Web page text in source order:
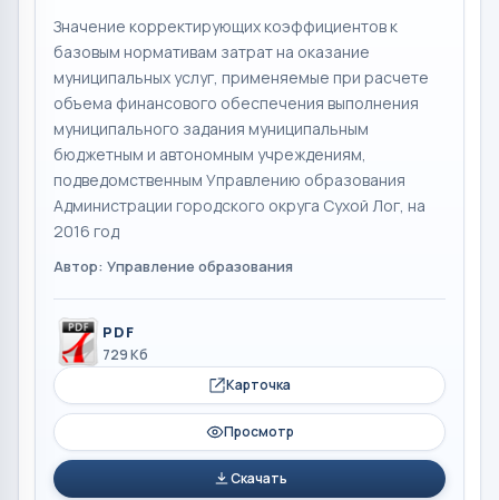
Значение корректирующих коэффициентов к
базовым нормативам затрат на оказание
муниципальных услуг, применяемые при расчете
объема финансового обеспечения выполнения
муниципального задания муниципальным
бюджетным и автономным учреждениям,
подведомственным Управлению образования
Администрации городского округа Сухой Лог, на
2016 год
Автор: Управление образования
PDF
729 Кб
Карточка
Просмотр
Скачать